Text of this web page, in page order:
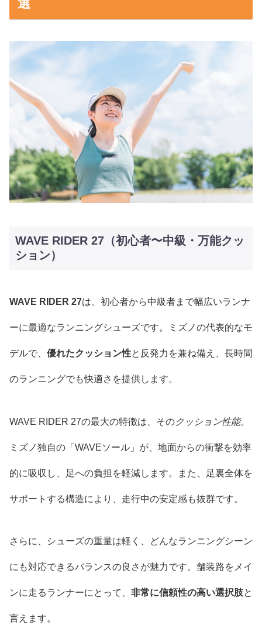
選
WAVE RIDER 27（初心者〜中級・万能クッ
ション）
WAVE RIDER 27は、初心者から中級者まで幅広いランナ
ーに最適なランニングシューズです。ミズノの代表的なモ
デルで、 優れたクッション性と反発力を兼ね備え、長時間
のランニングでも快適さを提供します。
WAVE RIDER 27の最大の特徴は、そのクッション性能。
ミズノ独自の「WAVEソール」が、地面からの衝撃を効率
的に吸収し、足への負担を軽減します。また、足裏全体を
サポートする構造により、走行中の安定感も抜群です。
さらに、シューズの重量は軽く、どんなランニングシーン
にも対応できるバランスの良さが魅力です。舗装路をメイ
ンに走るランナーにとって、 非常に信頼性の高い選択肢と
言えます。